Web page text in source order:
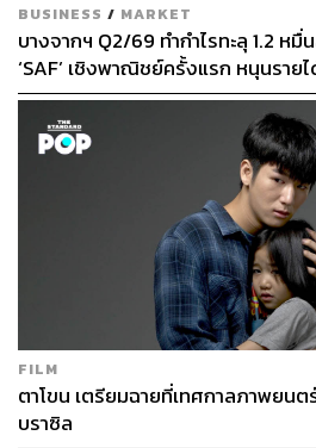
BUSINESS / MARKET
บางจากฯ Q2/69 ทำกำไรทะลุ 1.2 หมื่
‘SAF’ เชิงพาณิชย์ครั้งแรก หนุนราย
ล้าน
FILM
ตาโขน เตรียมฉายที่เทศกาลภาพยนต
บราซิล